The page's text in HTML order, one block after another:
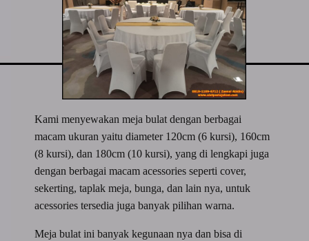
Kami menyewakan meja bulat dengan berbagai
macam ukuran yaitu diameter 120cm (6 kursi), 160cm
(8 kursi), dan 180cm (10 kursi), yang di lengkapi juga
dengan berbagai macam acessories seperti cover,
sekerting, taplak meja, bunga, dan lain nya, untuk
acessories tersedia juga banyak pilihan warna.
Meja bulat ini banyak kegunaan nya dan bisa di